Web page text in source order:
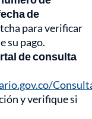
de
para verificar
su pago.
de consulta
y verifique si